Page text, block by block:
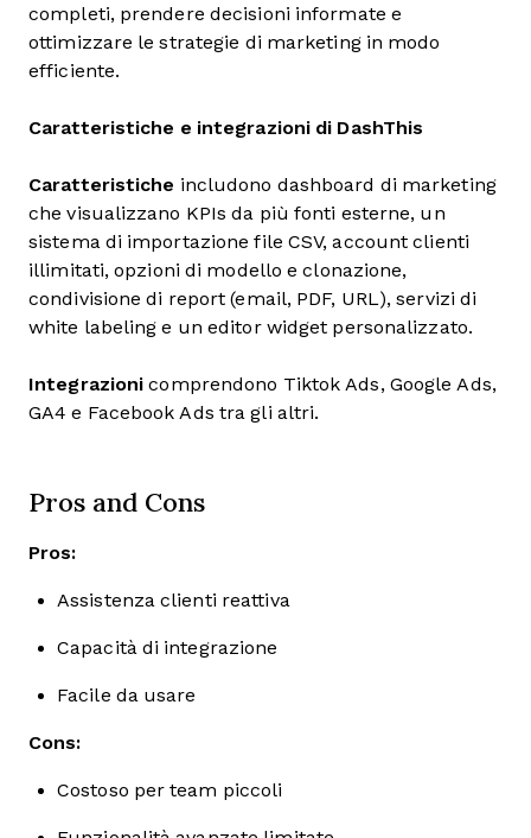
completi, prendere decisioni informate e
ottimizzare le strategie di marketing in modo
efficiente.
Caratteristiche e integrazioni di DashThis
Caratteristiche includono dashboard di marketing
che visualizzano KPIs da più fonti esterne, un
sistema di importazione file CSV, account clienti
illimitati, opzioni di modello e clonazione,
condivisione di report (email, PDF, URL), servizi di
white labeling e un editor widget personalizzato.
Integrazioni comprendono Tiktok Ads, Google Ads,
GA4 e Facebook Ads tra gli altri.
Pros and Cons
Pros:
Assistenza clienti reattiva
Capacità di integrazione
Facile da usare
Cons:
Costoso per team piccoli